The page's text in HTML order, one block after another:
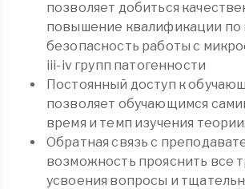
позволяет добиться
повышение квалификации по
безопасность работы с
iii-iv групп патогенности
Постоянный доступ к
позволяет обучающимся
время и темп изучения теории;
Обратная связь с
возможность прояснить все
усвоения вопросы и